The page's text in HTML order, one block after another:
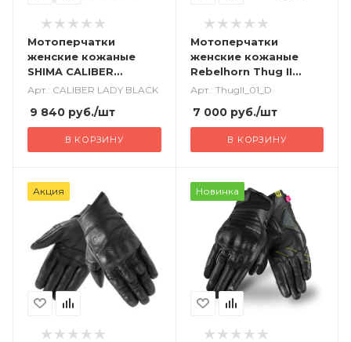
Мотоперчатки
женские кожаные
SHIMA CALIBER
черный
Арт.: CALIBER LADY BLACK
9 840 руб./шт
В КОРЗИНУ
Мотоперчатки
женские кожаные
Rebelhorn Thug II
черный
Арт.: ThugII_01_D
7 000руб./шт
В КОРЗИНУ
Акция Новинка